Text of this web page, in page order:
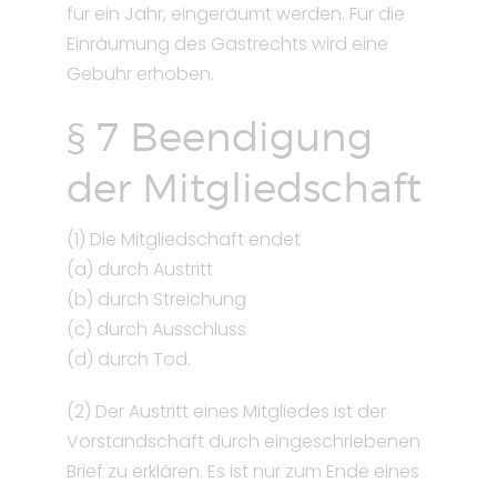
für ein Jahr, eingeräumt werden. Für die
Einräumung des Gastrechts wird eine
Gebühr erhoben.
§ 7 Beendigung
der Mitgliedschaft
(1) Die Mitgliedschaft endet
(a) durch Austritt
(b) durch Streichung
(c) durch Ausschluss
(d) durch Tod.
(2) Der Austritt eines Mitgliedes ist der
Vorstandschaft durch eingeschriebenen
Brief zu erklären. Es ist nur zum Ende eines